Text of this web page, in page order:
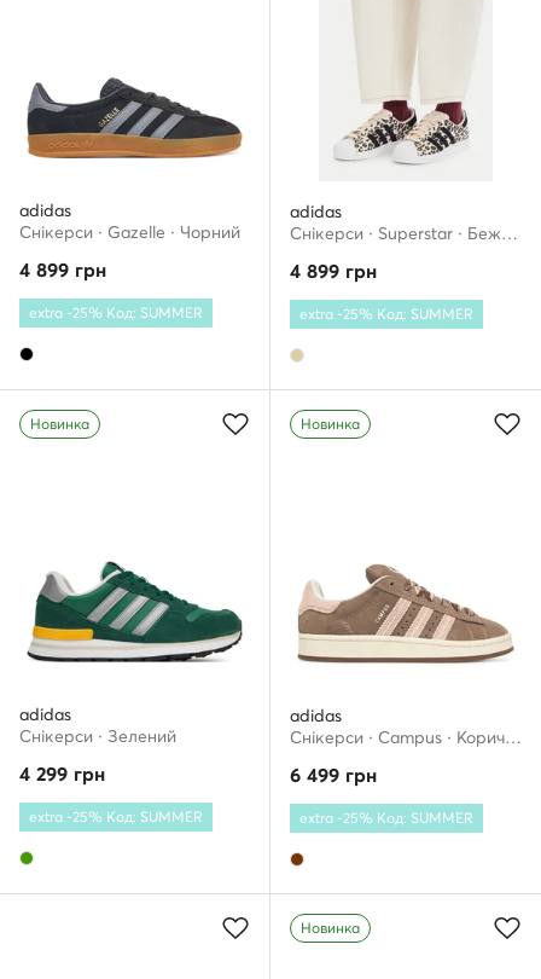
adidas
Снікерcи · Gazelle · Чорний
4 899 грн
extra -25% Код: SUMMER
adidas
Снікерcи · Superstar · Бежевий
4 899 грн
extra -25% Код: SUMMER
Новинка
adidas
Снікерcи · Зелений
4 299 грн
extra -25% Код: SUMMER
Новинка
adidas
Снікерcи · Campus · Коричневий
6 499 грн
extra -25% Код: SUMMER
Новинка